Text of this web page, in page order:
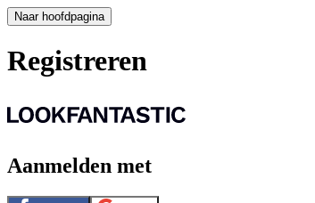
Naar hoofdpagina
Registreren
Aanmelden met